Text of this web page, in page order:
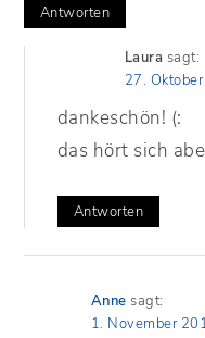
Antworten
Laura sagt:
27.
dankeschön! (:
das hört sich
Antworten
Anne sagt:
1. November